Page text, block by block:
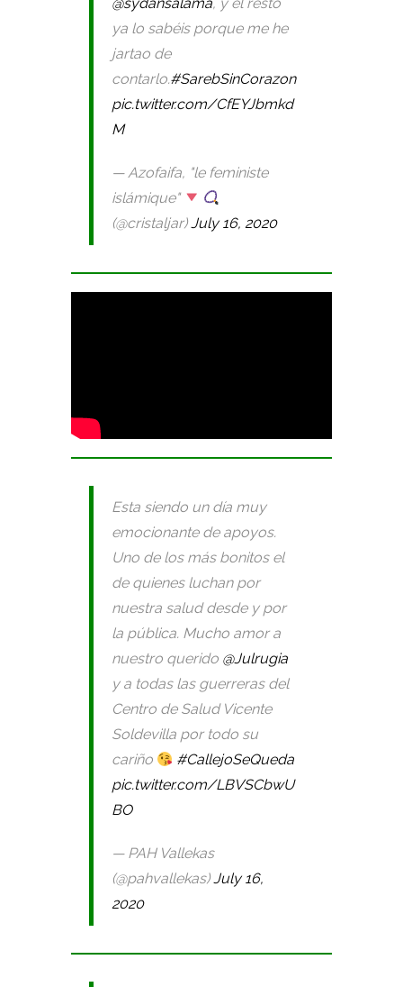
ya lo sabéis porque me he
jartao de
contarlo.#SarebSinCorazon
pic.twitter.com/CfEYJbmkd
M
— Azofaifa, "le feministe
islámique"
(@cristaljar)July 16, 2020
Esta siendo un día muy
emocionante de apoyos.
Uno de los más bonitos el
de quienes luchan por
nuestra salud desde y por
la pública. Mucho amor a
nuestro querido @Julrugia
y a todas las guerreras del
Centro de Salud Vicente
Soldevilla por todo su
cariño
#CallejoSeQueda
pic.twitter.com/LBVSCbwU
BO
— PAH Vallekas
(@pahvallekas)July 16,
2020